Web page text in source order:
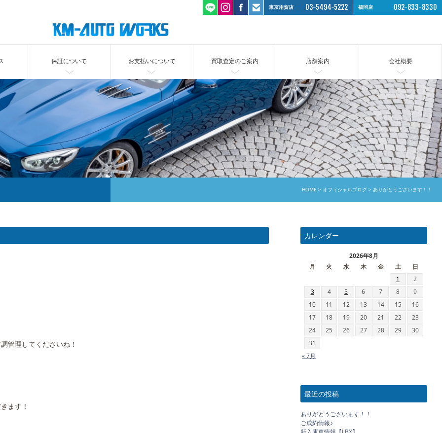
東京用賀店 03-5494-5222 福岡店 092-833-8330
保証について お支払いについて 買取査定のご案内 店舗案内 会社概要
HOME オフィシャルブログ ありがとうございます！！
管理してくださいね！
ます！
カレンダー
2026年8月
月
火 水 木 金 土
日
1
2
3
4 5 6 7 8
9
10
11 12 13 14 15
16
17
18 19 20 21 22
23
24
25 26 27 28 29
30
31
« 7月
最近の投稿
ありがとうございます！！
ご成約情報♪